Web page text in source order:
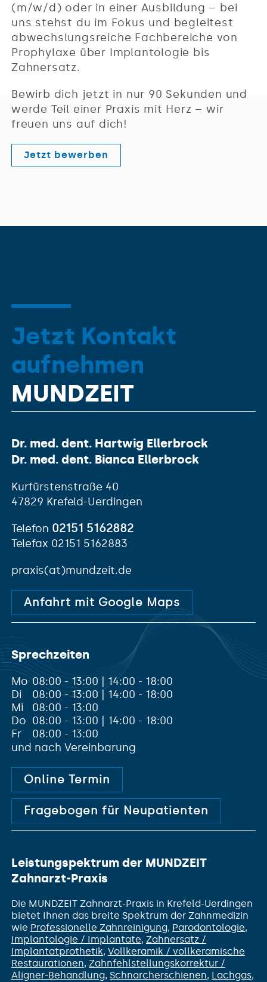
(m/w/d) oder in einer Ausbildung – bei
uns stehst du im Fokus und begleitest
abwechslungsreiche Fachbereiche von
Prophylaxe über Implantologie bis
Zahnersatz.
Bewirb dich jetzt in nur 90 Sekunden und
werde Teil einer Praxis mit Herz – wir
freuen uns auf dich!
Jetzt bewerben
Jetzt Kontakt
aufnehmen
MUNDZEIT
Dr. med. dent. Hartwig Ellerbrock
Dr. med. dent. Bianca Ellerbrock
Kurfürstenstraße 40
47829 Krefeld-Uerdingen
Telefon 02151 5162882
Telefax 02151 5162883
praxis(at)mundzeit.de
Anfahrt mit Google Maps
Sprechzeiten
Mo 08:00 - 13:00 | 14:00 - 18:00
Di
08:00 - 13:00 | 14:00 - 18:00
Mi
08:00 - 13:00
Do 08:00 - 13:00 | 14:00 - 18:00
Fr
08:00 - 13:00
und nach Vereinbarung
Online Termin
Fragebogen für Neupatienten
Leistungspektrum der MUNDZEIT
Zahnarzt-Praxis
Die MUNDZEIT Zahnarzt-Praxis in Krefeld-Uerdingen
bietet Ihnen das breite Spektrum der Zahnmedizin
wie Professionelle Zahnreinigung, Parodontologie,
Implantologie / Implantate, Zahnersatz /
Implantatprothetik, Vollkeramik / vollkeramische
Restaurationen, Zahnfehlstellungs­korrektur /
Aligner-Behandlung, Schnarcherschienen, Lachgas,